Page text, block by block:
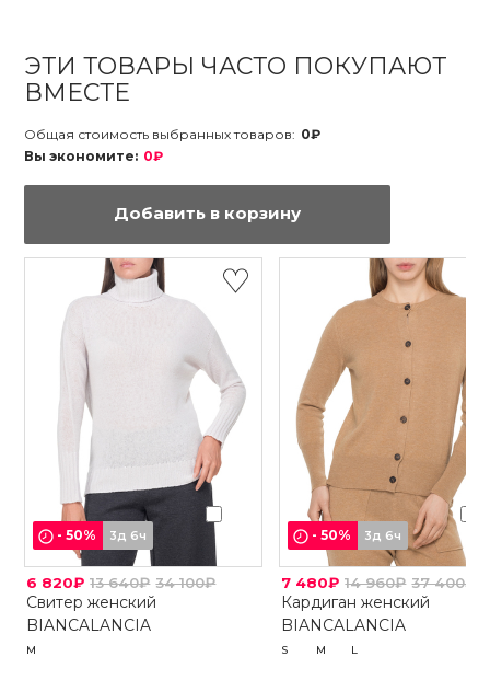
ЭТИ ТОВАРЫ ЧАСТО ПОКУПАЮТ
ВМЕСТЕ
Общая стоимость выбранных товаров: 0₽
Вы экономите: 0₽
Добавить в корзину
-50% 3д 6ч
6 820₽ 13 640₽ 34 100₽
Свитер женский
BIANCALANCIA
M
-50% 3д 6ч
7 480₽ 14 960₽ 37 400₽
Кардиган женский
BIANCALANCIA
S M L